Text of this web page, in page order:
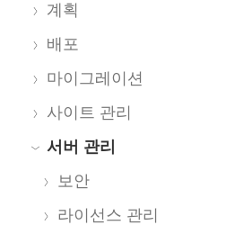
계획
배포
마이그레이션
사이트 관리
서버 관리
보안
라이선스 관리